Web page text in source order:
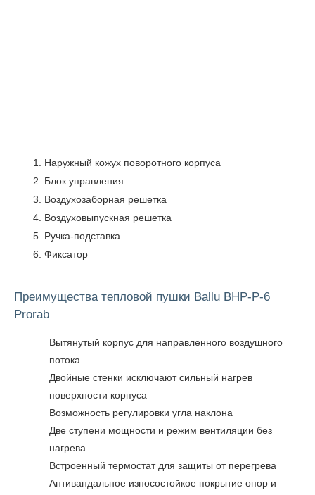
Наружный кожух поворотного корпуса
Блок управления
Воздухозаборная решетка
Воздуховыпускная решетка
Ручка-подставка
Фиксатор
Преимущества тепловой пушки Ballu BHP-P-6
Prorab
Вытянутый корпус для направленного воздушного
потока
Двойные стенки исключают сильный нагрев
поверхности корпуса
Возможность регулировки угла наклона
Две ступени мощности и режим вентиляции без
нагрева
Встроенный термостат для защиты от перегрева
Антивандальное износостойкое покрытие опор и